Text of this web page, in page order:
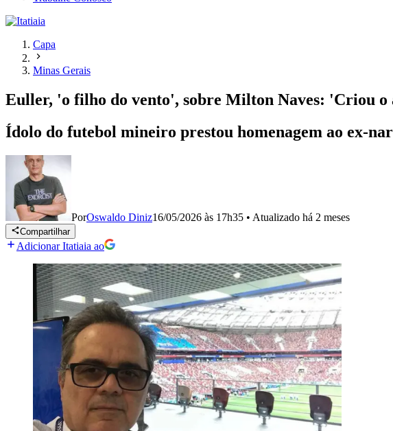
Capa
Minas Gerais
Euller, 'o filho do vento', sobre Milton Naves: 'Criou
Ídolo do futebol mineiro prestou homenagem ao ex-
PorOswaldo Diniz16/05/2026 às 17h35 • Atualizado há 2 meses
Compartilhar
Adicionar Itatiaia ao